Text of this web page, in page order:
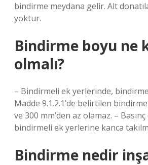
bindirme meydana gelir. Alt
yoktur.
Bindirme boyu ne
olmalı?
– Bindirmeli ek yerlerinde,
Madde 9.1.2.1’de belirtilen
ve 300 mm’den az olamaz. – Basınç
bindirmeli ek yerlerine kanca
Bindirme nedir